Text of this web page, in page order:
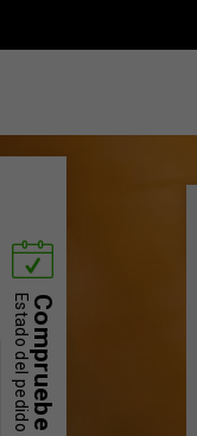
Compruebe
Estado del pedido